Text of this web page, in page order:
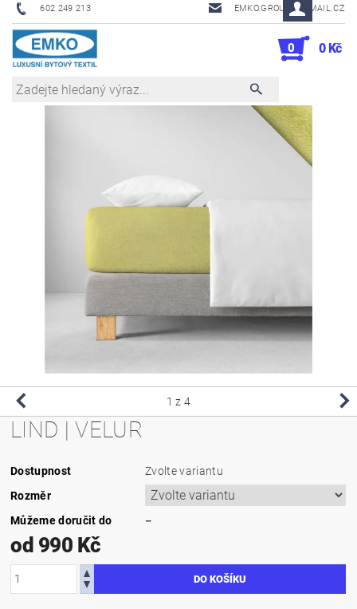
602 249 213 EMKO.GROUSL@EMAIL.CZ
0 0 Kč
1 z 4
LIND | VELUR
Dostupnost
Zvolte variantu
Rozměr
Můžeme doručit do
–
od 990 Kč